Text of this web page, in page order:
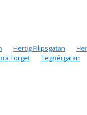
Hertig Filipsgatan
Torget Tegnérgatan